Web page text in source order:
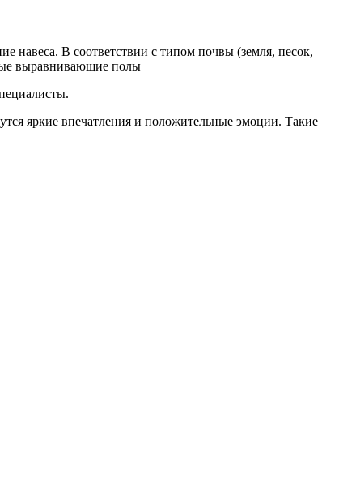
навеса. В соответствии с типом почвы (земля, песок,
выравнивающие полы
яркие впечатления и положительные эмоции. Такие